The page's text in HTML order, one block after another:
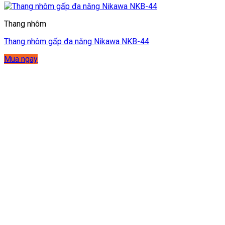
Thang nhôm
Thang nhôm gấp đa năng Nikawa NKB-44
Mua ngay